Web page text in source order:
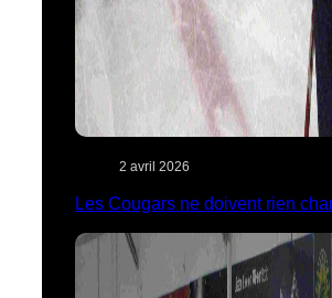
2 avril 2026
Les Cougars ne doivent rien